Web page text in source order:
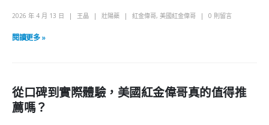
2026 年 4 月 13 日 王晶 壯陽藥 紅金偉哥, 美國紅金偉哥 0 則留言
閱讀更多 »
從口碑到實際體驗，美國紅金偉哥真的值得推
薦嗎？